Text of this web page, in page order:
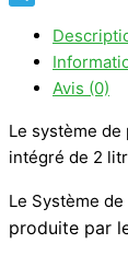
Avis (0)
Le système de
intégré de 2
Le Système
produite par